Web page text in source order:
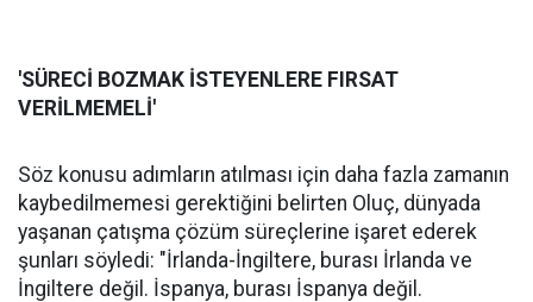
'SÜRECİ BOZMAK İSTEYENLERE FIRSAT
VERİLMEMELİ'
Söz konusu adımların atılması için daha fazla zamanın
kaybedilmemesi gerektiğini belirten Oluç, dünyada
yaşanan çatışma çözüm süreçlerine işaret ederek
şunları söyledi: "İrlanda-İngiltere, burası İrlanda ve
İngiltere değil. İspanya, burası İspanya değil.